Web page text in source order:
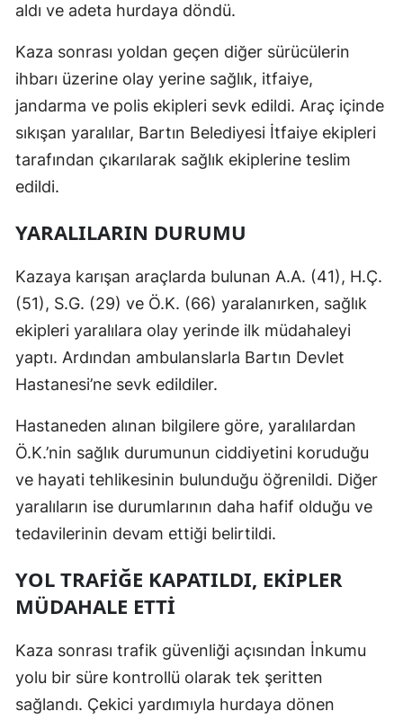
aldı ve adeta hurdaya döndü.
Kaza sonrası yoldan geçen diğer sürücülerin
ihbarı üzerine olay yerine sağlık, itfaiye,
jandarma ve polis ekipleri sevk edildi. Araç içinde
sıkışan yaralılar, Bartın Belediyesi İtfaiye ekipleri
tarafından çıkarılarak sağlık ekiplerine teslim
edildi.
YARALILARIN DURUMU
Kazaya karışan araçlarda bulunan A.A. (41), H.Ç.
(51), S.G. (29) ve Ö.K. (66) yaralanırken, sağlık
ekipleri yaralılara olay yerinde ilk müdahaleyi
yaptı. Ardından ambulanslarla Bartın Devlet
Hastanesi’ne sevk edildiler.
Hastaneden alınan bilgilere göre, yaralılardan
Ö.K.’nin sağlık durumunun ciddiyetini koruduğu
ve hayati tehlikesinin bulunduğu öğrenildi. Diğer
yaralıların ise durumlarının daha hafif olduğu ve
tedavilerinin devam ettiği belirtildi.
YOL TRAFİĞE KAPATILDI, EKİPLER
MÜDAHALE ETTİ
Kaza sonrası trafik güvenliği açısından İnkumu
yolu bir süre kontrollü olarak tek şeritten
sağlandı. Çekici yardımıyla hurdaya dönen